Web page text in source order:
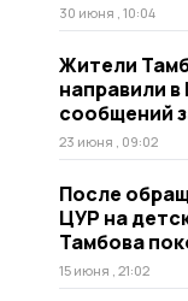
30 июня , 10:04
Жители
направили
сообщений
23 июня , 09:02
После
ЦУР на
Тамбова
15 июня , 21:02